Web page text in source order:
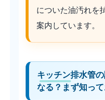
についた油汚れを
案内しています。
キッチン排水管
なる？まず知っ